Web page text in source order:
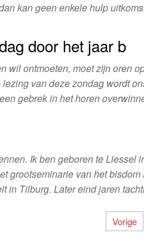
kan geen enkele hulp
door het jaar b
wil ontmoeten, moet zijn oren
van deze zondag wordt
gebrek in het horen
Ik ben geboren te Liessel
grootseminarie van het
in Tilburg. Later eind jaren
Vorige